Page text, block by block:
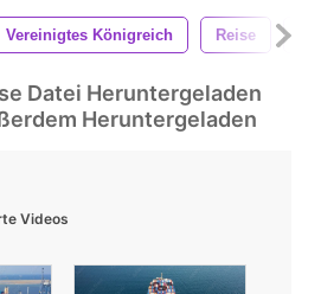
Vereinigtes Königreich Reise
Datei Heruntergeladen
Heruntergeladen
Videos